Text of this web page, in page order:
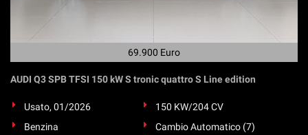
69.900 Euro
AUDI Q3 SPB TFSI 150 kW S tronic quattro S Line edition
Usato, 01/2026
150 KW/204 CV
Benzina
Cambio Automatico (7)